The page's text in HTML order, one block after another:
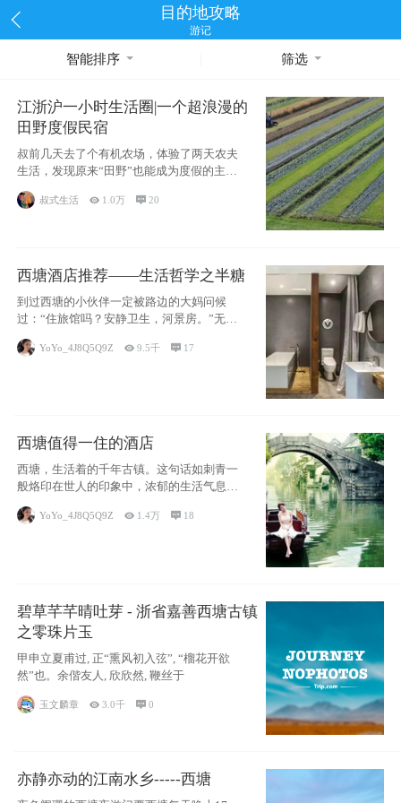
目的地攻略
游记
智能排序 筛选
江浙沪一小时生活圈|一个超浪漫的
田野度假民宿
叔前几天去了个有机农场，体验了两天农夫
生活，发现原来“田野”也能成为度假的主旋
律。江
叔式生活  1.0万 20
西塘酒店推荐——生活哲学之半糖
到过西塘的小伙伴一定被路边的大妈问候
过：“住旅馆吗？安静卫生，河景房。”无意
YoYo_4J8Q5Q9Z 9.5千  17
西塘值得一住的酒店
西塘，生活着的千年古镇。这句话如刺青一
般烙印在世人的印象中，浓郁的生活气息，
小桥流水
YoYo_4J8Q5Q9Z  1.4万  18
碧草芊芊晴吐芽 - 浙省嘉善西塘古镇
之零珠片玉
甲申立夏甫过, 正“熏风初入弦”, “榴花开欲
然”也。余偕友人, 欣欣然, 鞭丝于
玉文麟章  3.0千 0
亦静亦动的江南水乡-----西塘